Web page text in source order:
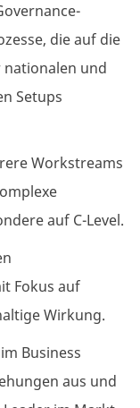
die auf die
und
Setups
Workstreams
auf C-Level.
Fokus auf
Wirkung.
Business
aus und